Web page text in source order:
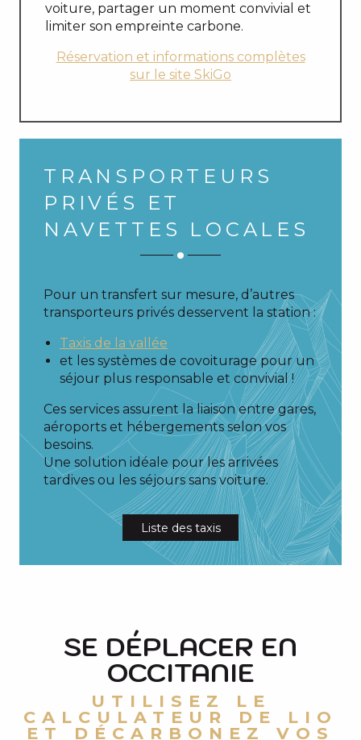
voiture, partager un moment convivial et
limiter son empreinte carbone.
Réservation et informations complètes
sur le site SkiGo
TRANSPORTEURS
PRIVÉS ET
NAVETTES LOCALES
Pour un transfert sur mesure, d’autres
transporteurs privés desservent la station :
Taxis de la vallée
et les systèmes de covoiturage pour un
séjour plus responsable et convivial !
Ces services assurent la liaison entre gares,
aéroports et hébergements selon vos
besoins.
Une solution idéale pour les arrivées
tardives ou les séjours sans voiture.
Liste des taxis
SE DÉPLACER EN
OCCITANIE
UTILISEZ LE
CALCULATEUR DE LIO
ET DÉCARBONEZ VOS